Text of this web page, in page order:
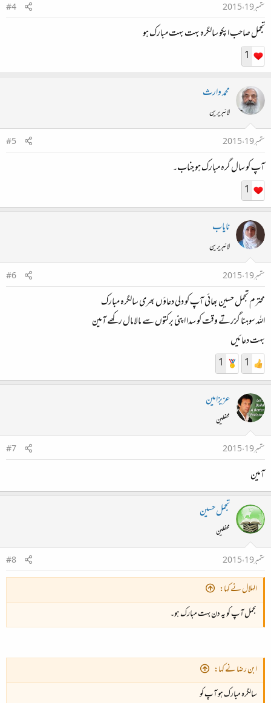
ستمبر 19، 2015
#4
تجمل صاحب اپکو سالگرہ بہت بہت مبارک ہو
1
محمد وارث
لائبریرین
ستمبر 19، 2015
#5
آپ کو سال گرہ مبارک ہو جناب۔
1
نایاب
لائبریرین
ستمبر 19، 2015
#6
محترم تجمل حسین بھائی آپ کو دلی دعاؤں بھری سالگرہ مبارک
اللہ سوہنا گزرتے وقت کو سدا اپنی برکتوں سے مالامال رکھے آمین
بہت دعائیں
1
1
عزیزامین
محفلین
ستمبر 19، 2015
#7
آمین
تجمل حسین
محفلین
ستمبر 19، 2015
#8
الہلال نے کہا:
تجمل آپ کو یہ دن بہت مبارک ہو۔
ابن رضا نے کہا:
سالگرہ مبارک ہو آپ کو